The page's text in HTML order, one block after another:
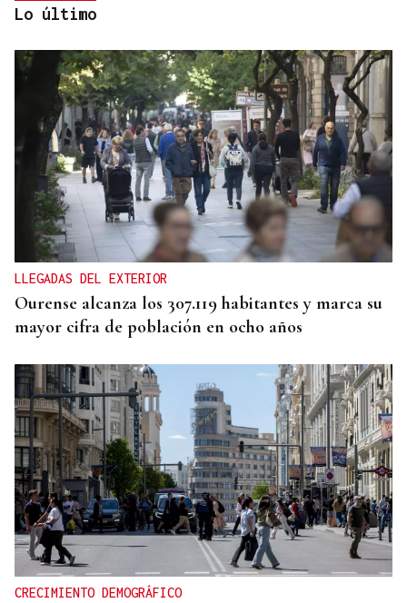
PEOR ACCIDENTE DEL SIGLO XXI
El caso del Villa de Pitanxo, a punto de iniciar su
juicio
Lo último
LLEGADAS DEL EXTERIOR
Ourense alcanza los 307.119 habitantes y marca su
mayor cifra de población en ocho años
CRECIMIENTO DEMOGRÁFICO